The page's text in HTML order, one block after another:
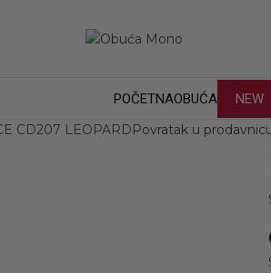
POČETNAOBUĆA NEW
CD207 LEOPARDPovratak u